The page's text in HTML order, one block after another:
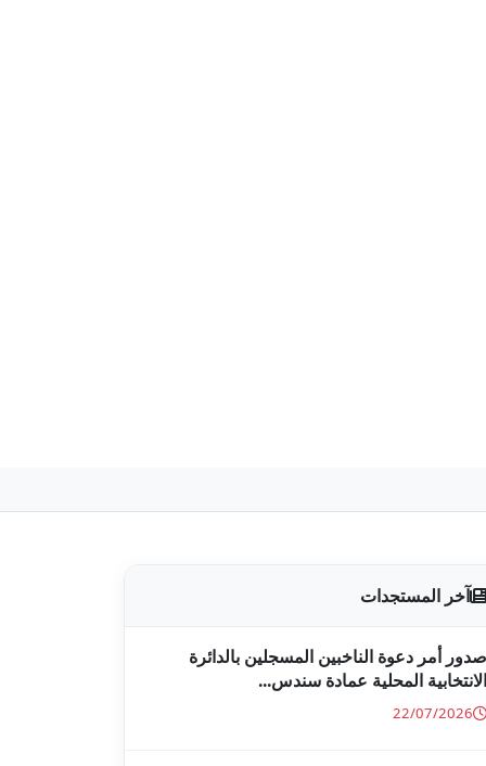
آخر المستجدات
صدور أمر دعوة الناخبين المسجلين بالدائرة
الانتخابية المحلية عمادة سندس...
22/07/2026